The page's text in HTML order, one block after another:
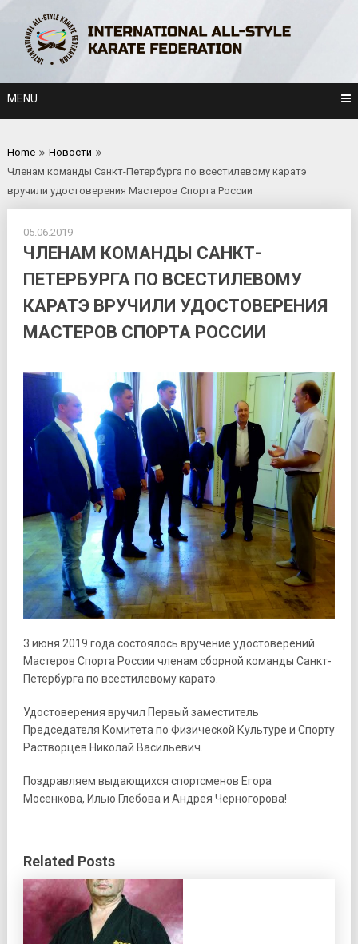
content
MENU
Home
Новости
Членам команды Санкт-Петербурга по всестилевому каратэ
вручили удостоверения Мастеров Спорта России
05.06.2019
ЧЛЕНАМ КОМАНДЫ САНКТ-
ПЕТЕРБУРГА ПО ВСЕСТИЛЕВОМУ
КАРАТЭ ВРУЧИЛИ УДОСТОВЕРЕНИЯ
МАСТЕРОВ СПОРТА РОССИИ
3 июня 2019 года состоялось вручение удостоверений
Мастеров Спорта России членам сборной команды Санкт-
Петербурга по всестилевому каратэ.
Удостоверения вручил Первый заместитель
Председателя Комитета по Физической Культуре и Спорту
Растворцев Николай Васильевич.
Поздравляем выдающихся спортсменов Егора
Мосенкова, Илью Глебова и Андрея Черногорова!
Related Posts